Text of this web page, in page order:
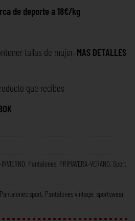
de deporte a 18€/kg
tallas de mujer. MAS DETALLES
que recibes
Pantalones PRIMAVERA-VERANO Sport
Pantalones sport Pantalones vintage sportswear